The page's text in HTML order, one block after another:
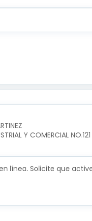
Y COMERCIAL
línea. Solicite que